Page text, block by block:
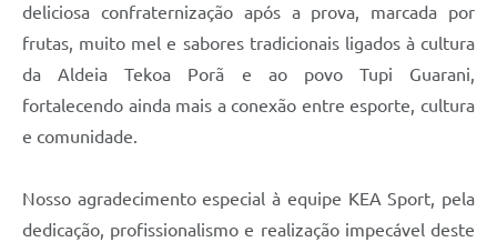
deliciosa confraternização após a prova, marcada por
frutas, muito mel e sabores tradicionais ligados à cultura
da Aldeia Tekoa Porã e ao povo Tupi Guarani,
fortalecendo ainda mais a conexão entre esporte, cultura
e comunidade.
Nosso agradecimento especial à equipe KEA Sport, pela
dedicação, profissionalismo e realização impecável deste